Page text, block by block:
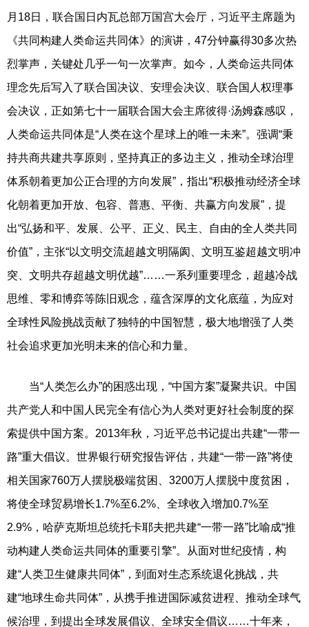
月18日，联合国日内瓦总部万国宫大会厅，习近平主席题为
《共同构建人类命运共同体》的演讲，47分钟赢得30多次热
烈掌声，关键处几乎一句一次掌声。如今，人类命运共同体
理念先后写入了联合国决议、安理会决议、联合国人权理事
会决议，正如第七十一届联合国大会主席彼得·汤姆森感叹，
人类命运共同体是“人类在这个星球上的唯一未来”。强调“秉
持共商共建共享原则，坚持真正的多边主义，推动全球治理
体系朝着更加公正合理的方向发展”，指出“积极推动经济全球
化朝着更加开放、包容、普惠、平衡、共赢方向发展”，提
出“弘扬和平、发展、公平、正义、民主、自由的全人类共同
价值”，主张“以文明交流超越文明隔阂、文明互鉴超越文明冲
突、文明共存超越文明优越”……一系列重要理念，超越冷战
思维、零和博弈等陈旧观念，蕴含深厚的文化底蕴，为应对
全球性风险挑战贡献了独特的中国智慧，极大地增强了人类
社会追求更加光明未来的信心和力量。
当“人类怎么办”的困惑出现，“中国方案”凝聚共识。中国
共产党人和中国人民完全有信心为人类对更好社会制度的探
索提供中国方案。2013年秋，习近平总书记提出共建“一带一
路”重大倡议。世界银行研究报告评估，共建“一带一路”将使
相关国家760万人摆脱极端贫困、3200万人摆脱中度贫困，
将使全球贸易增长1.7%至6.2%、全球收入增加0.7%至
2.9%，哈萨克斯坦总统托卡耶夫把共建“一带一路”比喻成“推
动构建人类命运共同体的重要引擎”。从面对世纪疫情，构
建“人类卫生健康共同体”，到面对生态系统退化挑战，共
建“地球生命共同体”，从携手推进国际减贫进程、推动全球气
候治理，到提出全球发展倡议、全球安全倡议……十年来，